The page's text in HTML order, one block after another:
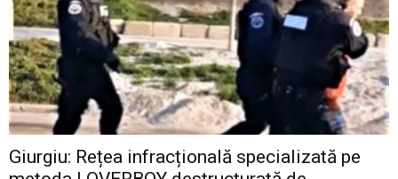
Giurgiu: Rețea infracțională specializată pe